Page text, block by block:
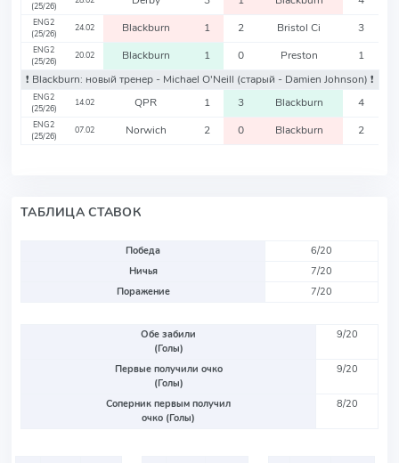
(25/26)
ENG2
(25/26)
24.02 Blackburn 1 2 Bristol Ci 3
ENG2
(25/26)
20.02 Blackburn 1 0 Preston
1
❗️ Blackburn: новый тренер - Michael O'Neill (старый - Damien Johnson) ❗️
ENG2
(25/26)
14.02 QPR 1 3 Blackburn 4
ENG2
(25/26)
07.02 Norwich 2 0 Blackburn 2
ТАБЛИЦА СТАВОК
Победа
6/20
Ничья
7/20
Поражение
7/20
Обе забили
(Голы)
9/20
Первые получили очко
(Голы)
9/20
Соперник первым получил
очко (Голы)
8/20